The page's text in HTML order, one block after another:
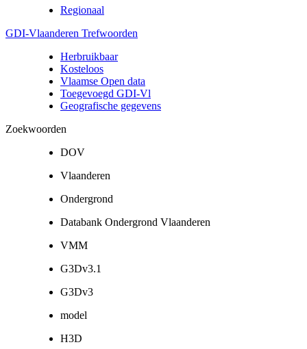
Regionaal
GDI-Vlaanderen Trefwoorden
Herbruikbaar
Kosteloos
Vlaamse Open data
Toegevoegd GDI-Vl
Geografische gegevens
Zoekwoorden
DOV
Vlaanderen
Ondergrond
Databank Ondergrond Vlaanderen
VMM
G3Dv3.1
G3Dv3
model
H3D